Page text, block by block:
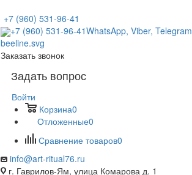
+7 (960) 531-96-41
+7 (960) 531-96-41WhatsApp, Viber, Telegram
Заказать звонок
Задать вопрос
Войти
Корзина0
Отложенные0
Сравнение товаров0
info@art-ritual76.ru
г. Гаврилов-Ям, улица Комарова д. 1